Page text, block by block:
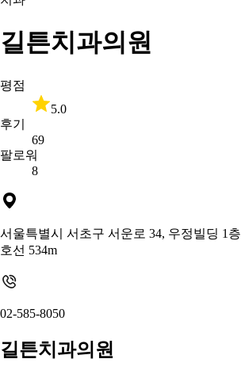
길튼치과의원
평점
5.0
후기
69
팔로워
8
서울특별시 서초구 서운로 34, 우정빌딩 1
호선 534m
02-585-8050
길튼치과의원